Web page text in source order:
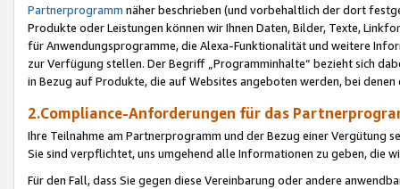
Partnerprogramm näher beschrieben (und vorbehaltlich der dort
Produkte oder Leistungen können wir Ihnen Daten, Bilder, Texte,
für Anwendungsprogramme, die Alexa-Funktionalität und weitere
zur Verfügung stellen. Der Begriff „Programminhalte“ bezieht sich
in Bezug auf Produkte, die auf Websites angeboten werden, bei
2.Compliance-Anforderungen für das
Ihre Teilnahme am Partnerprogramm und der Bezug einer Vergütung
Sie sind verpflichtet, uns umgehend alle Informationen zu geben, die
Für den Fall, dass Sie gegen diese Vereinbarung oder andere